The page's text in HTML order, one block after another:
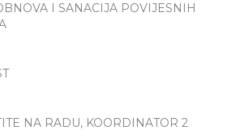
I SANACIJA POVIJESNIH
NA RADU, KOORDINATOR 2